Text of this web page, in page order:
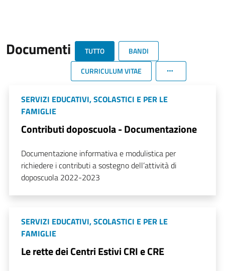
Documenti TUTTO
BANDI
CURRICULUM VITAE
SERVIZI EDUCATIVI, SCOLASTICI E PER LE
FAMIGLIE
Contributi doposcuola - Documentazione
Documentazione informativa e modulistica per
richiedere i contributi a sostegno dell’attività di
doposcuola 2022-2023
SERVIZI EDUCATIVI, SCOLASTICI E PER LE
FAMIGLIE
Le rette dei Centri Estivi CRI e CRE